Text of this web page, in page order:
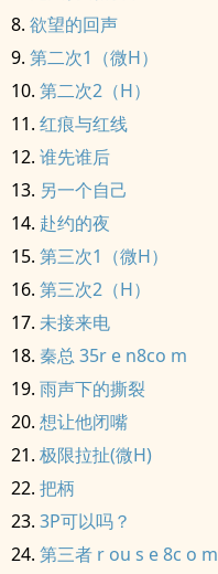
欲望的回声
第二次1（微H）
第二次2（H）
红痕与红线
谁先谁后
另一个自己
赴约的夜
第三次1（微H）
第三次2（H）
未接来电
秦总 35r e n8co m
雨声下的撕裂
想让他闭嘴
极限拉扯(微H)
把柄
3P可以吗？
第三者 r ou s e 8c o m